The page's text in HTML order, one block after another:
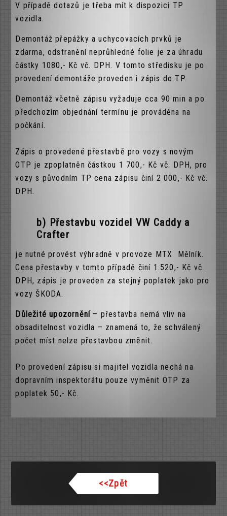
V případě dotazů je třeba mít k dispozici TP
vozidla.
Demontáž přepážky a uchycovacích prvků je
zdarma, odstranění neprůhledné folie je za úhradu
částky 1080,- Kč vč. DPH. V tomto středisku je po
provedení demontáže proveden i zápis do TP.
Demontáž včetně zápisu vyžaduje cca 90 min a po
předchozím objednání termínu je prováděna na
počkání.
Zápis o provedené přestavbě pro vozy s novým
OTP je zpoplatněn částkou 1 700,- Kč vč. DPH, pro
vozy s původním TP cena zápisu činí 2 000,- Kč vč.
DPH.
b) Přestavbu vozidel VW Caddy a
Crafter
je nutné provést výhradně v provoze MTX Mělník.
Cena přestavby v tomto případě činí 1.520,- Kč vč.
DPH, zápis je proveden za stejný poplatek jako pro
vozy ŠKODA.
Důležité upozornění– přestavba nemá vliv na
obsaditelnost vozidla – znamená to, že schválený
počet míst nelze přestavbou změnit.
Po provedení zápisu si majitel vozidla nechá na
dopravním inspektorátu pouze vyměnit OTP za
poplatek 50,- Kč.
<<Zpět